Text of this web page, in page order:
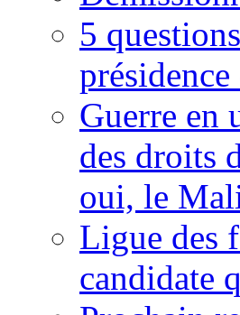
5
Guerre en
des droits
oui, le
Ligue des
candidate